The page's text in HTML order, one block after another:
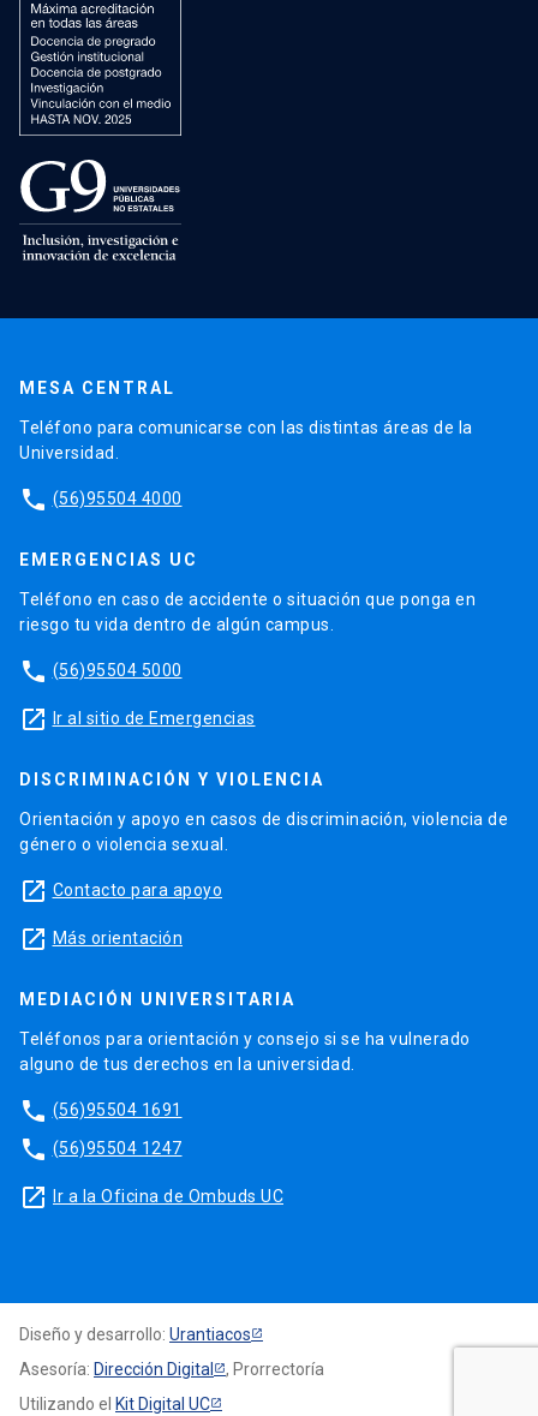
MESA CENTRAL
Teléfono para comunicarse con las distintas áreas de la
Universidad.
phone (56)95504 4000
EMERGENCIAS UC
Teléfono en caso de accidente o situación que ponga en
riesgo tu vida dentro de algún campus.
phone (56)95504 5000
launch Ir al sitio de Emergencias
DISCRIMINACIÓN Y VIOLENCIA
Orientación y apoyo en casos de discriminación, violencia de
género o violencia sexual.
launch Contacto para apoyo
launch Más orientación
MEDIACIÓN UNIVERSITARIA
Teléfonos para orientación y consejo si se ha vulnerado
alguno de tus derechos en la universidad.
phone (56)95504 1691
phone (56)95504 1247
launch Ir a la Oficina de Ombuds UC
Diseño y desarrollo: Urantiacos
Asesoría: Dirección Digital
, Prorrectoría
Utilizando el Kit Digital UC